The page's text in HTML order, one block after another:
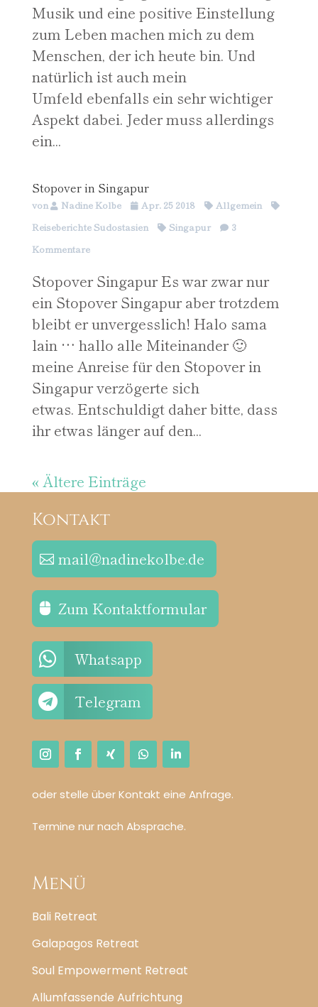
Musik und eine positive Einstellung
zum Leben machen mich zu dem
Menschen, der ich heute bin. Und
natürlich ist auch mein
Umfeld ebenfalls ein sehr wichtiger
Aspekt dabei. Jeder muss allerdings
ein...
Stopover in Singapur
von Nadine Kolbe Apr. 25 2018
Allgemein
Reiseberichte Südostasien
Singapur
3
Kommentare
Stopover Singapur Es war zwar nur
ein Stopover Singapur aber trotzdem
bleibt er unvergesslich! Halo sama
lain … hallo alle Miteinander 🙂
meine Anreise für den Stopover in
Singapur verzögerte sich
etwas. Entschuldigt daher bitte, dass
ihr etwas länger auf den...
« Ältere Einträge
Kontakt
mail@nadinekolbe.de
Zum Kontaktformular
 Whatsapp
 Telegram
oder stelle über Kontakt eine Anfrage.
Termine nur nach Absprache.
Menü
Bali Retreat
Galapagos Retreat
Soul Empowerment Retreat
Allumfassende Aufrichtung